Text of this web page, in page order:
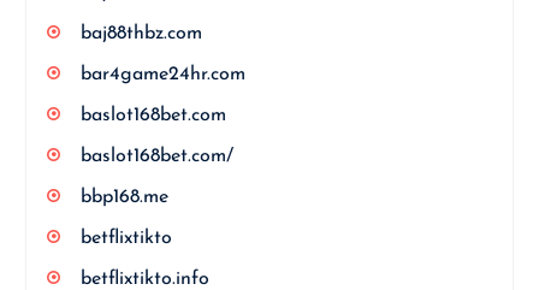
baj88thbz.com
bar4game24hr.com
baslot168bet.com
baslot168bet.com/
bbp168.me
betflixtikto
betflixtikto.info